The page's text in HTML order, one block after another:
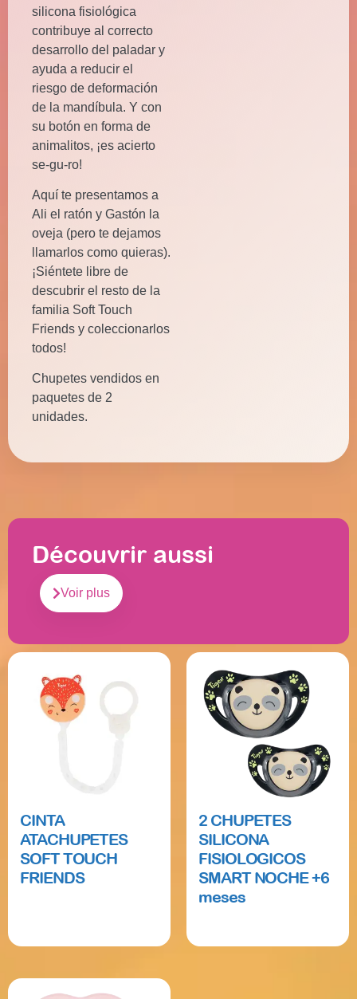
silicona fisiológica
contribuye al correcto
desarrollo del paladar y
ayuda a reducir el
riesgo de deformación
de la mandíbula. Y con
su botón en forma de
animalitos, ¡es acierto
se-gu-ro!
Aquí te presentamos a
Ali el ratón y Gastón la
oveja (pero te dejamos
llamarlos como quieras).
¡Siéntete libre de
descubrir el resto de la
familia Soft Touch
Friends y coleccionarlos
todos!
Chupetes vendidos en
paquetes de 2
unidades.
Découvrir aussi
Voir plus
CINTA
ATACHUPETES
SOFT TOUCH
FRIENDS
2 CHUPETES
SILICONA
FISIOLOGICOS
SMART NOCHE +6
meses